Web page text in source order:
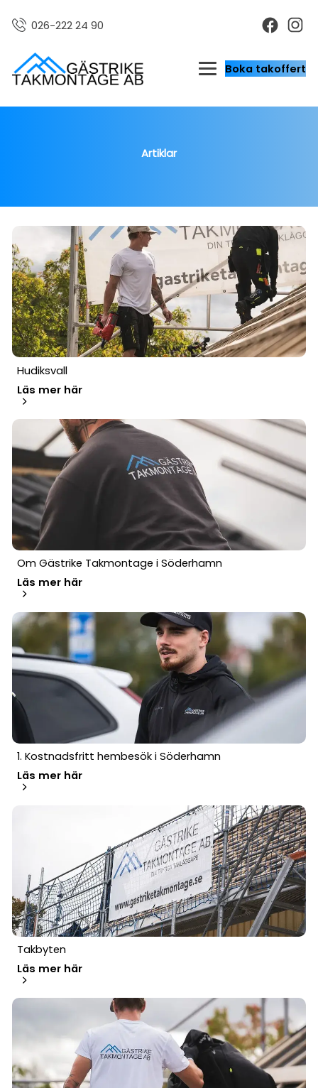
026-222 24 90
Boka takoffert
Artiklar
Hudiksvall
Läs mer här
Om Gästrike Takmontage i Söderhamn
Läs mer här
1. Kostnadsfritt hembesök i Söderhamn
Läs mer här
Takbyten
Läs mer här